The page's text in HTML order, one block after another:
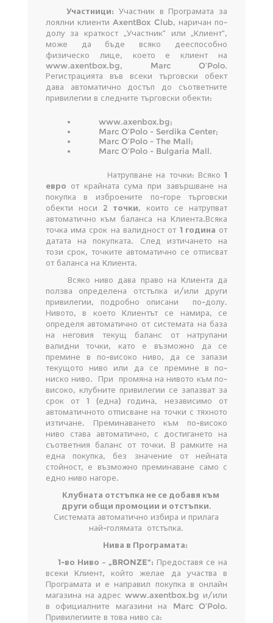
Участници: Участник в Програмата за
лоялни клиенти AxentBox Club, наричан по-
долу за краткост „Участник“ или „Клиент“,
може да бъде всяко дееспособно
физическо лице, което е клиент на
www.axentbox.bg, Marc O’Polo.
Регистрацията във всеки търговски обект
дава автоматично достъп до съответните
привилегии в следните търговски обекти:
www.axenbox.bg;
Marc O’Polo - Serdika Center;
Marc O’Polo - The Mall;
Marc O’Polo - Bulgaria Mall.
Натрупване на точки: Всяко1
евро от крайната сума при завършване на
покупка в изброените по-горе търговски
обекти носи 2 точки, които се натрупват
автоматично към баланса на Клиента.Всяка
точка има срок на валидност от 1 година от
датата на покупката. След изтичането на
този срок, точките автоматично се отписват
от баланса на Клиента.
Всяко ниво дава право на Клиента да
ползва определена отстъпка и/или други
привилегии, подробно описани по-долу.
Нивото, в което Клиентът се намира, се
определя автоматично от системата на база
на неговия текущ баланс от натрупани
валидни точки, като е възможно да се
премине в по-високо ниво, да се запази
текущото ниво или да се премине в по-
ниско ниво. При промяна на нивото към по-
високо, клубните привилегии се запазват за
срок от 1 (една) година, независимо от
автоматичното отписване на точки с тяхното
изтичане. Преминаването към по-високо
ниво става автоматично, с достигането на
съответния баланс от точки. В рамките на
една покупка, без значение от нейната
стойност, е възможно преминаване само с
едно ниво нагоре.
Клубната отстъпка не се добавя към
други общи промоции и отстъпки.
Системата автоматично избира и прилага
най-голямата отстъпка.
Нива в Програмата:
1-во Ниво – „BRONZE“: Предоставя се на
всеки Клиент, който желае да участва в
Програмата и е направил покупка в онлайн
магазина на адрес www.axentbox.bg и/или
в официалните магазини на Marc O’Polo.
Привилегиите в това ниво са: